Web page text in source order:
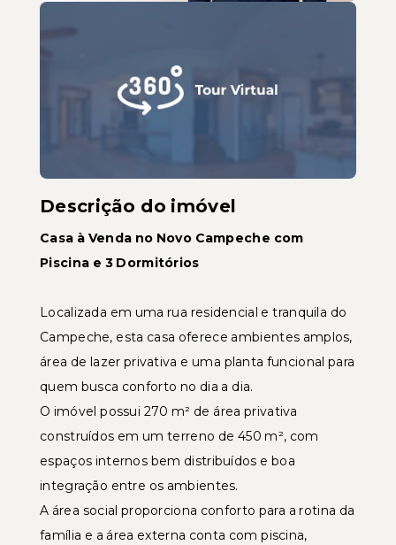
Descrição do imóvel
Casa à Venda no Novo Campeche com
Piscina e 3 Dormitórios
Localizada em uma rua residencial e tranquila do
Campeche, esta casa oferece ambientes amplos,
área de lazer privativa e uma planta funcional para
quem busca conforto no dia a dia.
O imóvel possui 270 m² de área privativa
construídos em um terreno de 450 m², com
espaços internos bem distribuídos e boa
integração entre os ambientes.
A área social proporciona conforto para a rotina da
família e a área externa conta com piscina,